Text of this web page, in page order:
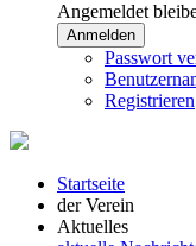
Angemeldet
Anmelden
Passwort
Registrieren
Startseite
der Verein
Aktuelles